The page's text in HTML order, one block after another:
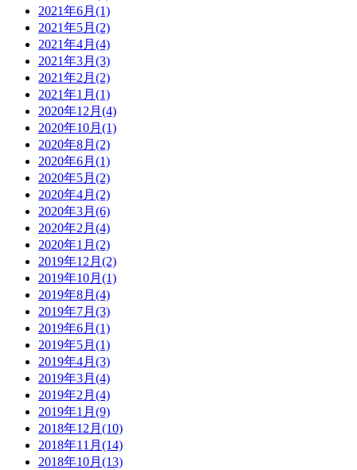
2021年6月(1)
2021年5月(2)
2021年4月(4)
2021年3月(3)
2021年2月(2)
2021年1月(1)
2020年12月(4)
2020年10月(1)
2020年8月(2)
2020年6月(1)
2020年5月(2)
2020年4月(2)
2020年3月(6)
2020年2月(4)
2020年1月(2)
2019年12月(2)
2019年10月(1)
2019年8月(4)
2019年7月(3)
2019年6月(1)
2019年5月(1)
2019年4月(3)
2019年3月(4)
2019年2月(4)
2019年1月(9)
2018年12月(10)
2018年11月(14)
2018年10月(13)